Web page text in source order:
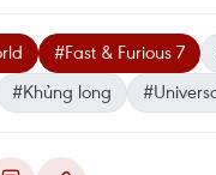
#Fast & Furious 7
#Khủng long